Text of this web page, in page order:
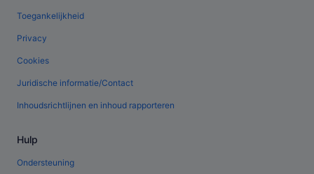
Toegankelijkheid
Privacy
Cookies
Juridische informatie/Contact
Inhoudsrichtlijnen en inhoud rapporteren
Hulp
Ondersteuning